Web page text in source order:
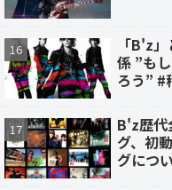
「B'z
係 ”も
ろう” #
B'z歴代
グ、初
グにつ